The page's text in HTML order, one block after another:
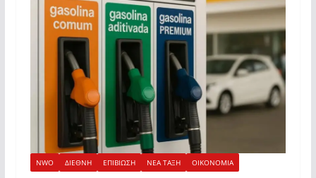
NWO ΔΙΕΘΝΗ ΕΠΙΒΙΩΣΗ ΝΕΑ ΤΑΞΗ ΟΙΚΟΝΟΜΙΑ